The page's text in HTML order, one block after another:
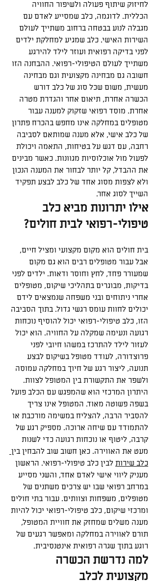
לחיזוק שיתוף פעולה ולשיפור החוויה
הכללית. לדוגמה, כלב שמסייע לאדם עם
מגבלה לנוע בבטחה ברחוב משתייך לעולם
השירות האישי. כלב שמגיע למחלקת ילדים
לפני בדיקה רפואית ועוזר לילד להירגע
משתייך לעולם הטיפולי-רפואי. ההבחנה הזו
חשובה גם מבחינה מקצועית וגם מבחינה
מעשית, משום שכל סוג של כלב דורש
הכשרה אחרת, תיאום אחר והגדרת מטרה
אחרת. מוסד רפואי שזקוק למענה עבור
מטופלים במחלקה אינו מחפש בהכרח פתרון
של כלב אישי, אלא מענה שמותאם לסביבה
רחבה, עם דגש על בטיחות, התאמה ויכולת
לפעול מול אוכלוסיות מגוונות. כאשר מבינים
את ההבדל, קל יותר לבחור את המענה הנכון
ולא לצפות מסוג אחד של כלב לבצע תפקיד
השייך לסוג אחר.
אילו יתרונות מביא כלב
טיפולי-רפואי לבית חולים?
בית חולים הוא מקום מקצועי ומציל חיים,
אבל עבור מטופלים רבים הוא גם מקום
שמעורר פחד, לחץ וחוסר ודאות. ילדים לפני
בדיקות, מבוגרים בתהליכי שיקום, מטופלים
אחרי ניתוחים ובני משפחה שנמצאים לידם
יכולים לחוות עומס רגשי גדול. בתוך הסביבה
הזו, כלב טיפולי-רפואי יכול להוסיף נוכחות
רגועה ונעימה שמקלה על החוויה. הוא יכול
לעזור לילד להתרכז במשהו חיובי לפני
פרוצדורה, לעודד מטופל בשיקום לבצע
תנועה, ליצור רגע של חיוך במחלקה עמוסה
ולשפר את התקשורת בין המטופל לצוות.
היתרון המרכזי הוא שהמפגש עם הכלב פועל
בשפה פשוטה מאוד. המטופל אינו צריך
להסביר הרבה, להצליח במשימה מורכבת או
להתמודד עם שיחה ארוכה. מספיק רגע של
קרבה, ליטוף או נוכחות רגועה כדי לשנות
מעט את האווירה. כאן חשוב שוב להבחין בין
כלב שירות לבין כלב טיפולי-רפואי. הראשון
מעניק ליווי אישי לאדם אחד, והשני מסייע
במרחב רפואי שבו יש צרכים משתנים של
מטופלים, משפחות וצוותים. עבור בתי חולים
ומרכזי שיקום, כלב טיפולי-רפואי יכול להיות
מענה משלים שמחזק את חוויית המטופל,
תורם לאווירה במחלקה ומאפשר רגעים של
רוגע בתוך שגרה רפואית אינטנסיבית.
למה נדרשת הכשרה
מקצועית לכלב